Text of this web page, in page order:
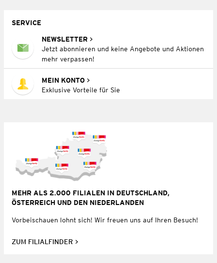
SERVICE
NEWSLETTER
Jetzt abonnieren und keine Angebote und Aktionen
mehr verpassen!
MEIN KONTO
Exklusive Vorteile für Sie
MEHR ALS 2.000 FILIALEN IN DEUTSCHLAND,
ÖSTERREICH UND DEN NIEDERLANDEN
Vorbeischauen lohnt sich! Wir freuen uns auf Ihren Besuch!
ZUM FILIALFINDER